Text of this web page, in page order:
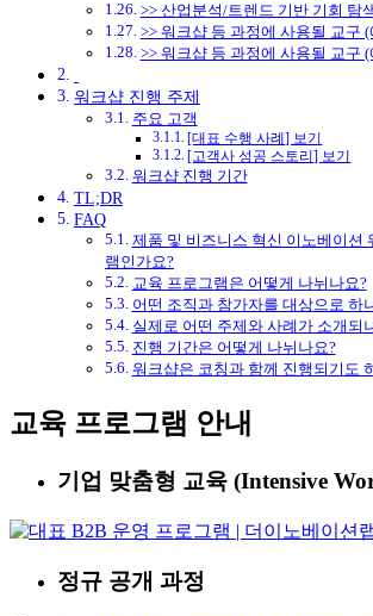
>> 산업분석/트렌드 기반 기회 탐
>> 워크샵 등 과정에 사용될 교구 (
>> 워크샵 등 과정에 사용될 교구 (
워크샵 진행 주제
주요 고객
[대표 수행 사례] 보기
[고객사 성공 스토리] 보기
워크샵 진행 기간
TL;DR
FAQ
제품 및 비즈니스 혁신 이노베이션
램인가요?
교육 프로그램은 어떻게 나뉘나요?
어떤 조직과 참가자를 대상으로 하
실제로 어떤 주제와 사례가 소개되
진행 기간은 어떻게 나뉘나요?
워크샵은 코칭과 함께 진행되기도
교육 프로그램 안내
기업 맞춤형 교육 (Intensive
정규 공개 과정